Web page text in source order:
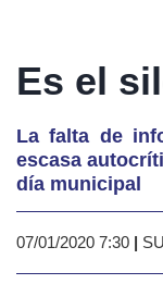
Es el
La falta de
escasa
día municipal
07/01/2020 7:30 |